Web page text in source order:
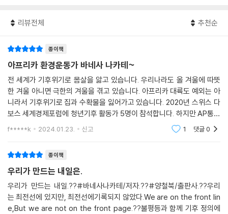
리뷰전체 추천순
종이책
아프리카 환경운동가 바네사 나카테~
전 세계가 기후위기로 몸살을 앓고 있습니다. 우리나라도 올 겨울에 따뜻
한 겨울 아니면 극한의 겨울을 겪고 있습니다. 아프리카 대륙도 예외는 아
니라서 기후위기로 집과 수확물을 잃어가고 있습니다. 2020년 스위스 다
보스 세계경제포럼에 청년기후 활동가 5명이 참석합니다. 하지만 AP통신
기사에는 4명의 백인활동가만 실리고 아프리카를 대표하는 바네사 나카
f*****k 2024.01.23. 신고 1 댓글0
종이책
우리가 만드는 내일은.
우리가 만드는 내일.??#바네사나카테/저자.??#양철북/출판사.??우리
는 최전선에 있지만, 최전선에기록되지 않았다.We are on the front lin
e,But we are not on the front page.??불평등과 함께 기후 정의에